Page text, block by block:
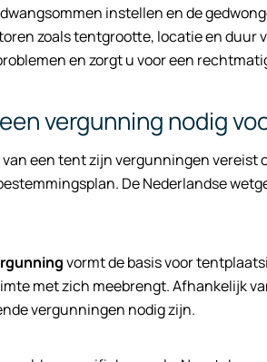
instellen en de
zoals tentgrootte, locatie en duur
en zorgt u voor een
vergunning nodig
een tent zijn vergunningen
De Nederlandse
vormt de basis voor
met zich meebrengt. Afhankelijk
vergunningen nodig zijn.